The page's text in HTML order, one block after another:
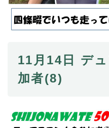
11月14日 デ
加者(8)